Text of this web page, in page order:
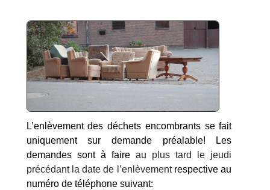
L’enlèvement des déchets encombrants se fait
uniquement sur demande préalable! Les
demandes sont à faire au plus tard le jeudi
précédant la date de l’enlèvementrespective au
numéro de téléphone suivant: